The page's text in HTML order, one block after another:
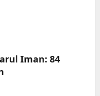
Iman: 84